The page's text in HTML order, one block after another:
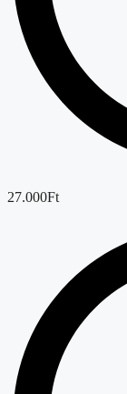
27.000Ft